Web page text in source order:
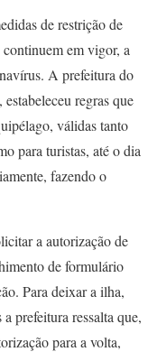
de restrição de
em vigor, a
A prefeitura do
regras que
válidas tanto
para turistas, até o dia
fazendo o
a autorização de
de formulário
Para deixar a ilha,
prefeitura ressalta que,
para a volta,